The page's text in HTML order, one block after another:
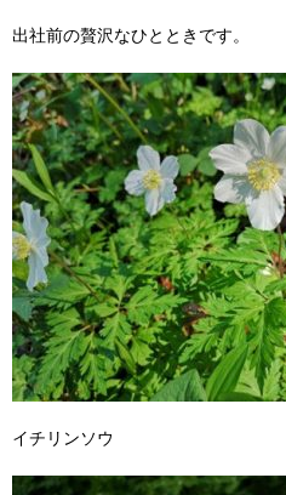
出社前の贅沢なひとときです。
イチリンソウ